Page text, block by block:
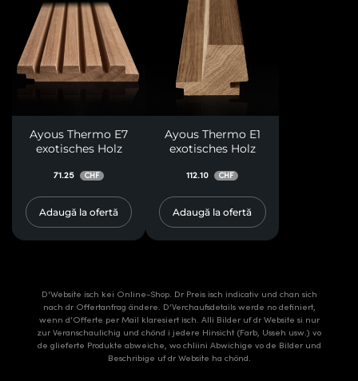
Ayous Thermo E7
exotisches Holz
71.25 CHF
Adaugă la ofertă
Ayous Thermo E1
exotisches Holz
112.10 CHF
Adaugă la ofertă
D'Website isch kei Online-Shop. Dr Preis isch indicativ und chan sich
nach dr Offertanfrag ändere. D’Verchaufsdetails werde no definiert,
wenn d’Offerte per Mail klaresiert isch. Alli Bilder uf dr Website si nur
zur Veranschaulichig und chönd i jedere Hinsicht (Farb, Usseh usw.) vo
de glieferte Produkte abweiche, wo chliini Abwichige vo de Bilder und
Beschribige uf dr Website ha chönd.